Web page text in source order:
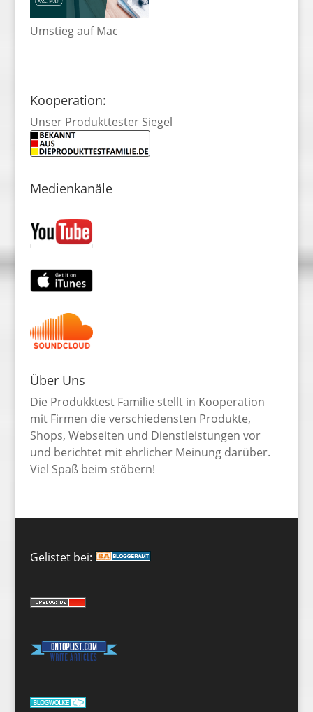
Umstieg auf Mac
Kooperation:
Unser Produkttester Siegel
Medienkanäle
Über Uns
Die Produkktest Familie stellt in Kooperation
mit Firmen die verschiedensten Produkte,
Shops, Webseiten und Dienstleistungen vor
und berichtet mit ehrlicher Meinung darüber.
Viel Spaß beim stöbern!
Gelistet bei: